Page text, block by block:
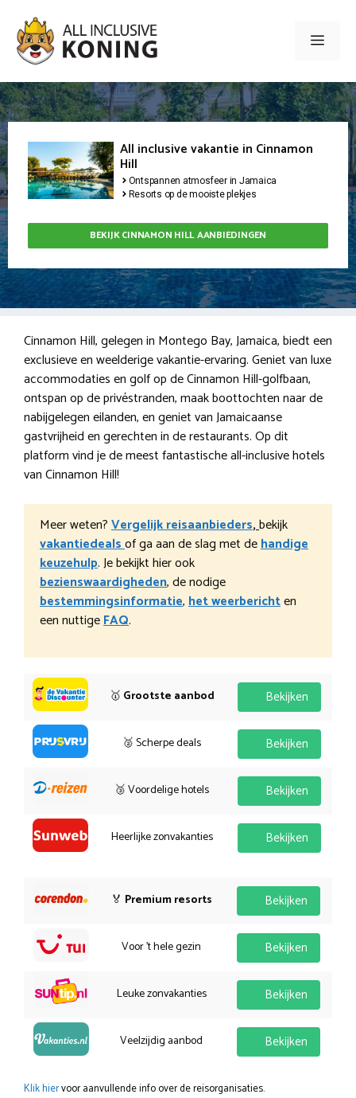
naar
inhoud
Menu
All inclusive vakantie in Cinnamon
Hill
Ontspannen atmosfeer in Jamaica
Resorts op de mooiste plekjes
BEKIJK CINNAMON HILL AANBIEDINGEN
Cinnamon Hill, gelegen in Montego Bay, Jamaica, biedt een
exclusieve en weelderige vakantie-ervaring. Geniet van luxe
accommodaties en golf op de Cinnamon Hill-golfbaan,
ontspan op de privéstranden, maak boottochten naar de
nabijgelegen eilanden, en geniet van Jamaicaanse
gastvrijheid en gerechten in de restaurants. Op dit
platform vind je de meest fantastische all-inclusive hotels
van Cinnamon Hill!
Meer weten?Vergelijk reisaanbieders,bekijk
vakantiedealsof ga aan de slag met dehandige
keuzehulp. Je bekijkt hier ook
bezienswaardigheden, de nodige
bestemmingsinformatie,het weerberichten
een nuttigeFAQ.
🥇 Grootste aanbod Bekijken
🥈 Scherpe deals Bekijken
🥉 Voordelige hotels Bekijken
Heerlijke zonvakanties Bekijken
🏅 Premium resorts Bekijken
Voor 't hele gezin Bekijken
Leuke zonvakanties Bekijken
Veelzijdig aanbod Bekijken
Klik hiervoor aanvullende info over de reisorganisaties.